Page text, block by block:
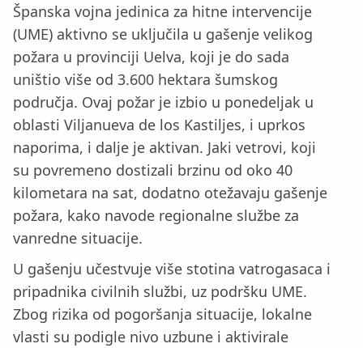
Španska vojna jedinica za hitne intervencije
(UME) aktivno se uključila u gašenje velikog
požara u provinciji Uelva, koji je do sada
uništio više od 3.600 hektara šumskog
područja. Ovaj požar je izbio u ponedeljak u
oblasti Viljanueva de los Kastiljes, i uprkos
naporima, i dalje je aktivan. Jaki vetrovi, koji
su povremeno dostizali brzinu od oko 40
kilometara na sat, dodatno otežavaju gašenje
požara, kako navode regionalne službe za
vanredne situacije.
U gašenju učestvuje više stotina vatrogasaca i
pripadnika civilnih službi, uz podršku UME.
Zbog rizika od pogoršanja situacije, lokalne
vlasti su podigle nivo uzbune i aktivirale